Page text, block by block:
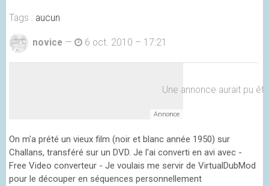
Tags : aucun
novice — 6 oct. 2010 – 17:21
Une annonce aurait pu
On m'a prété un vieux film (noir et blanc année 1950) sur
Challans, transféré sur un DVD. Je l'ai converti en avi avec -
Free Video converteur - Je voulais me servir de VirtualDubMod
pour le découper en séquences personnellement